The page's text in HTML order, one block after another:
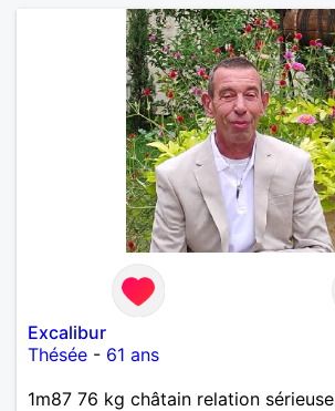
pense en tout cas 😂)
Excalibur
Thésée - 61 ans
1m87 76 kg châtain relation sérieuse